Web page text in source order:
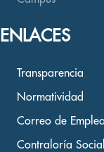
ENLACES
Transparencia
Normatividad
Correo de
Contraloría Social